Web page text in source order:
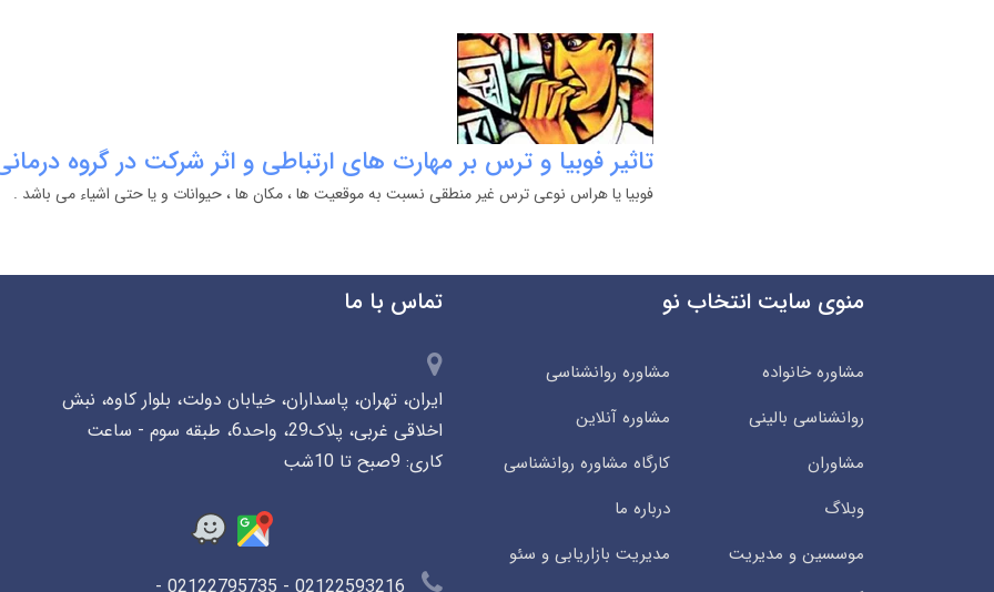
تاثیر فوبیا و ترس بر مهارت های ارتباطی و اثر شرکت در گروه
فوبیا یا هراس نوعی ترس غیر منطقی نسبت به موقعیت ها ، مکان ها ، حیوانات و یا حتی اشیاء می باشد .
منوی سایت انتخاب نو
مشاوره خانواده
مشاوره روانشناسی
روانشناسی بالینی
مشاوره آنلاین
مشاوران
کارگاه مشاوره روانشناسی
وبلاگ
درباره ما
موسسین و مدیریت
مدیریت بازاریابی و سئو
تماس با ما
ایران، تهران، پاسداران، خیابان دولت، بلوار کاوه، نبش
اخلاقی غربی، پلاک29، واحد6، طبقه سوم - ساعت
کاری: 9صبح تا 10شب